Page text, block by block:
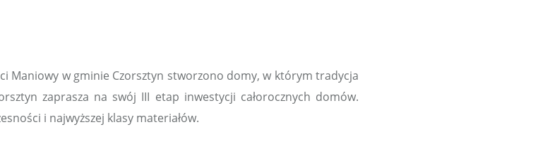
Maniowy w gminie Czorsztyn stworzono domy, w którym tradycja
zaprasza na swój III etap inwestycji całorocznych domów.
i najwyższej klasy materiałów.